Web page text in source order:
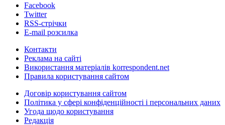
Facebook
Twitter
RSS-стрічки
E-mail розсилка
Контакти
Реклама на сайті
Використання матеріалів korrespondent.net
Правила користування сайтом
Договір користування сайтом
Політика у сфері конфіденційності і персональних даних
Угода щодо користування
Редакція